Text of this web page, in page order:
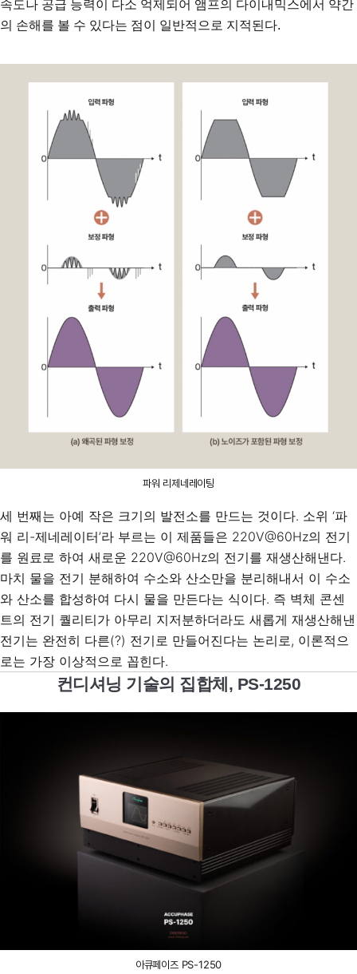
속도나 공급 능력이 다소 억제되어 앰프의 다이내믹스에서 약간
의 손해를 볼 수 있다는 점이 일반적으로 지적된다.
파워 리제네레이팅
세 번째는 아예 작은 크기의 발전소를 만드는 것이다. 소위 ‘파
워 리-제네레이터’라 부르는 이 제품들은 220V@60Hz의 전기
를 원료로 하여 새로운 220V@60Hz의 전기를 재생산해낸다.
마치 물을 전기 분해하여 수소와 산소만을 분리해내서 이 수소
와 산소를 합성하여 다시 물을 만든다는 식이다. 즉 벽체 콘센
트의 전기 퀄리티가 아무리 지저분하더라도 새롭게 재생산해낸
전기는 완전히 다른(?) 전기로 만들어진다는 논리로, 이론적으
로는 가장 이상적으로 꼽힌다.
컨디셔닝 기술의 집합체, PS-1250
아큐페이즈 PS-1250